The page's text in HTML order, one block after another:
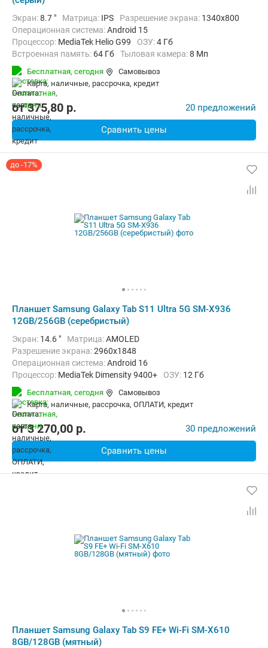
Экран:8.7 " Матрица: IPS Разрешение экрана: 1340x800
Операционная система:Android 15
Процессор: MediaTek Helio G99 ОЗУ:4 Гб
Встроенная память: 64 Гб Тыловая камера:8 Мп
Беспроводная связь:
Бесплатная, сегодня
Самовывоз
карта, наличные, рассрочка, кредит
от375,80 p. 20 предложений
Сравнить цены
до -17%
Планшет Samsung Galaxy Tab S11 Ultra 5G SM-X936
12GB/256GB (серебристый)
Экран: 14.6 " Матрица:AMOLED
Разрешение экрана:2960x1848
Операционная система:Android 16
Процессор: MediaTek Dimensity 9400+ ОЗУ: 12 Гб
Встроенная память:
Беспроводная связь:
4G (LTE), 5G, Bluetooth, Wi-Fi
Комплектация:
Перо (стилус) 695 г
Бесплатная, сегодня
Самовывоз
карта, наличные, рассрочка, ОПЛАТИ, кредит
от3 270,00 p. 30 предложений
Сравнить цены
Планшет Samsung Galaxy Tab S9 FE+ Wi-Fi SM-X610
8GB/128GB (мятный)